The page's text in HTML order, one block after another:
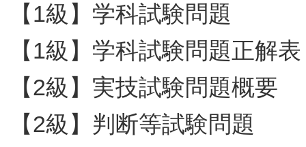
【1級】学科試験問題
【1級】学科試験問題正解表
【2級】実技試験問題概要
【2級】判断等試験問題